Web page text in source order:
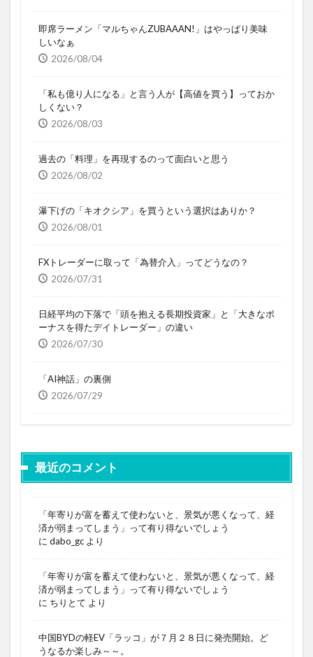
即席ラーメン「マルちゃんZUBAAAN!」はやっぱり美味
しいなぁ
2026/08/04
「私も億り人になる」と言う人が【高値を買う】っておか
しくない？
2026/08/03
過去の「料理」を再現するのって面白いと思う
2026/08/02
瀑下げの「キオクシア」を買うという選択はありか？
2026/08/01
FXトレーダーに取って「為替介入」ってどうなの？
2026/07/31
日経平均の下落で「頭を抱える長期投資家」と「大きなボ
ーナスを得たデイトレーダー」の違い
2026/07/30
「AI神話」の裏側
2026/07/29
最近のコメント
「年寄りが富を蓄えて使わないと、景気が悪くなって、経
済が弱まってしまう」って有り得ないでしょう
に dabo_gc より
「年寄りが富を蓄えて使わないと、景気が悪くなって、経
済が弱まってしまう」って有り得ないでしょう
に ちりとて より
中国BYDの軽EV「ラッコ」が７月２８日に発売開始。ど
うなるか楽しみ～～。